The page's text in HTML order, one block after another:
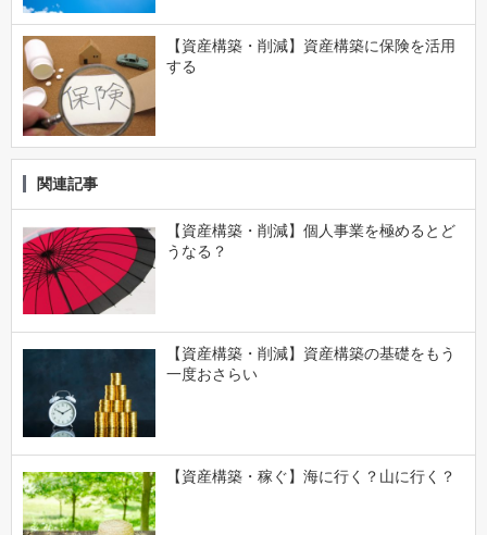
【資産構築・削減】資産構築に保険を活用
する
関連記事
【資産構築・削減】個人事業を極めるとど
うなる？
【資産構築・削減】資産構築の基礎をもう
一度おさらい
【資産構築・稼ぐ】海に行く？山に行く？